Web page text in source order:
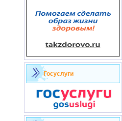
Госуслуги